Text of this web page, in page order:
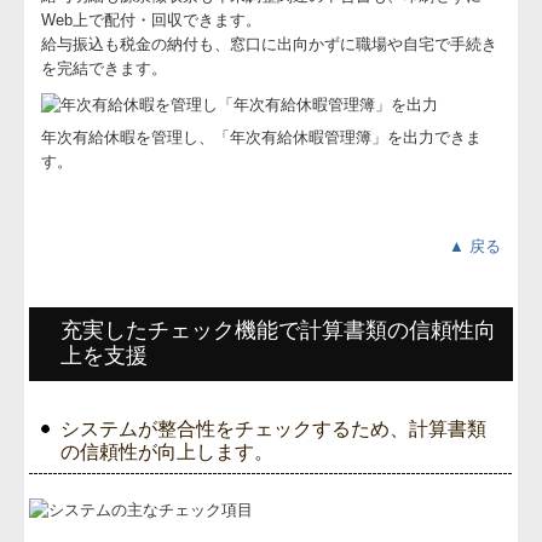
Web上で配付・回収できます。
給与振込も税金の納付も、窓口に出向かずに職場や自宅で手続き
を完結できます。
年次有給休暇を管理し、「年次有給休暇管理簿」を出力できま
す。
▲ 戻る
充実したチェック機能で計算書類の信頼性向
上を支援
システムが整合性をチェックするため、計算書類
の信頼性が向上します。